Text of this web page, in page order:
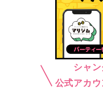
シャ
公式アカ